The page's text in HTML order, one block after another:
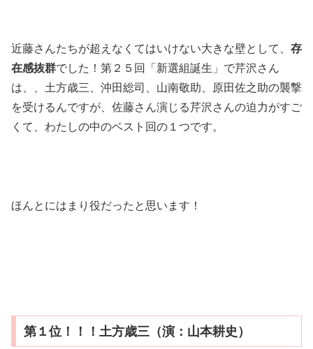
近藤さんたちが超えなくてはいけない大きな壁として、 存
在感抜群でした！第２５回「新選組誕生」で芹沢さん
は、、土方歳三、沖田総司、山南敬助、原田佐之助の襲撃
を受けるんですが、佐藤さん演じる芹沢さんの迫力がすご
くて、わたしの中のベスト回の１つです。
ほんとにはまり役だったと思います！
第１位！！！土方歳三（演：山本耕史）